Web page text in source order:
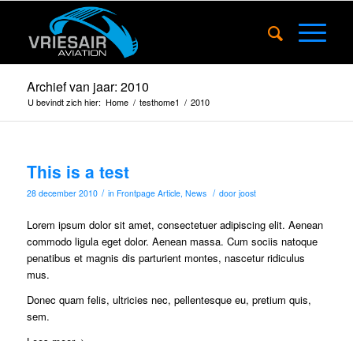
Archief van jaar: 2010
U bevindt zich hier: Home / testhome1 / 2010
This is a test
28 december 2010 / in Frontpage Article, News / door joost
Lorem ipsum dolor sit amet, consectetuer adipiscing elit. Aenean
commodo ligula eget dolor. Aenean massa. Cum sociis natoque
penatibus et magnis dis parturient montes, nascetur ridiculus
mus.
Donec quam felis, ultricies nec, pellentesque eu, pretium quis,
sem.